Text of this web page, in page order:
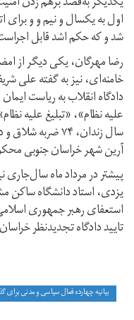
شد و که حکم اشد قابل
رضا مهرگان، یکی دیگر از
دادگاه انقلاب به ریاست
سال زندان، ۷۴
آرین شهر خراسان جنوبی
یزدی، استاد دانشگاه ساکن
استعفای رهبر جمهوری
تایید دادگاه تجدیدنظر
بیانیه چهارده فعال سیاسی و مدنی